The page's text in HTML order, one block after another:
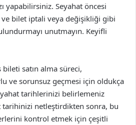
yapabilirsiniz. Seyahat öncesi
ve bilet iptali veya değişikliği gibi
unutmayın. Keyifli
satın alma süreci,
ve sorunsuz geçmesi için oldukça
tarihlerinizi belirlemeniz
tarihinizi netleştirdikten sonra, bu
kontrol etmek için çeşitli